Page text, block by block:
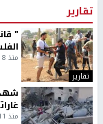
تقارير
تقارير
"
منذ 8 ثواني
منذ 11 ثانية